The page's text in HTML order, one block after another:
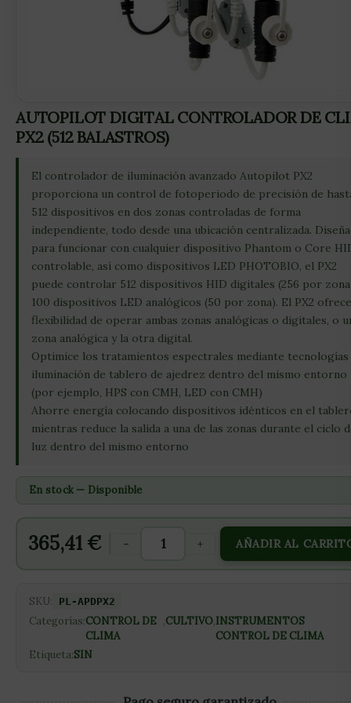
AUTOPILOT DIGITAL CONTROLADOR DE
PX2 (512 BALASTROS)
El controlador de iluminación avanzado Autopilot PX2
proporciona un control de fotoperiodo de precisión de
512 dispositivos en dos zonas controladas de forma
independiente, todo desde una ubicación centralizada.
para funcionar con cualquier dispositivo Phantom o Core
controlable, así como dispositivos LED PHOTOBIO, el PX2
puede controlar 512 dispositivos HID digitales (256 por
100 dispositivos LED analógicos (50 por zona). El PX2
flexibilidad de operar ambas zonas analógicas o digitales, o
zona analógica y la otra digital.
Optimice los tratamientos espectrales mediante tecnologías
iluminación de tablero de ajedrez dentro del mismo entorno
(por ejemplo, HPS con CMH, LED con CMH)
Ahorre energía colocando dispositivos idénticos en el
mientras reduce la salida a una de las zonas durante el ciclo
luz dentro del mismo entorno
En stock — Disponible
365,41 € - + AÑADIR AL
SKU: PL-APDPX2
Categorías:CONTROL DE
CLIMA
,CULTIVO,INSTRUMENTOS
CONTROL DE CLIMA
Etiqueta:SIN